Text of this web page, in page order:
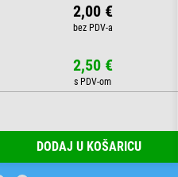
2,00 €
2,50 €
DODAJ U KOŠARICU